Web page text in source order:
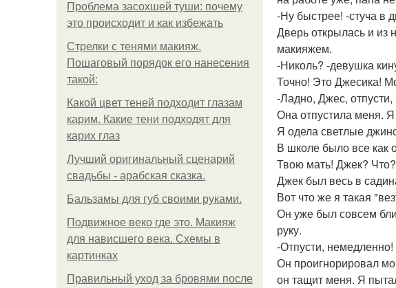
Проблема засохшей туши: почему
это происходит и как избежать
Стрелки с тенями макияж.
Пошаговый порядок его нанесения
такой:
Какой цвет теней подходит глазам
карим. Какие тени подходят для
карих глаз
Лучший оригинальный сценарий
свадьбы - арабская сказка.
Бальзамы для губ своими руками.
Подвижное веко где это. Макияж
для нависшего века. Схемы в
картинках
Правильный уход за бровями после
-Ну быстрее! -стуча в
Дверь открылась и
макияжем.
-Николь? -девушка
Точно! Это Джесика!
-Ладно, Джес,
Она отпустила меня.
Я одела светлые
В школе было все как
Твою мать! Джек?
Джек был весь в
Вот что же я такая
Он уже был совсем
руку.
-Отпусти, немедленно!
Он проигнорировал
он тащит меня. Я